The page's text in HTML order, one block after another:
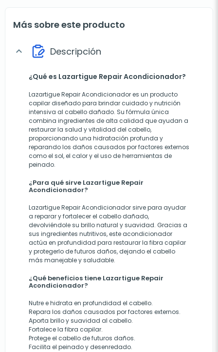
Más sobre este producto
expand_more Descripción
¿Qué es Lazartigue Repair Acondicionador?
Lazartigue Repair Acondicionador es un producto
capilar diseñado para brindar cuidado y nutrición
intensiva al cabello dañado. Su fórmula única
combina ingredientes de alta calidad que ayudan a
restaurar la salud y vitalidad del cabello,
proporcionando una hidratación profunda y
reparando los daños causados por factores externos
como el sol, el calor y el uso de herramientas de
peinado.
¿Para qué sirve Lazartigue Repair
Acondicionador?
Lazartigue Repair Acondicionador sirve para ayudar
a reparar y fortalecer el cabello dañado,
devolviéndole su brillo natural y suavidad. Gracias a
sus ingredientes nutritivos, este acondicionador
actúa en profundidad para restaurar la fibra capilar
y protegerlo de futuros daños, dejando el cabello
más manejable y saludable.
¿Qué beneficios tiene Lazartigue Repair
Acondicionador?
Nutre e hidrata en profundidad el cabello.
Repara los daños causados por factores externos.
Aporta brillo y suavidad al cabello.
Fortalece la fibra capilar.
Protege el cabello de futuros daños.
Facilita el peinado y desenredado.